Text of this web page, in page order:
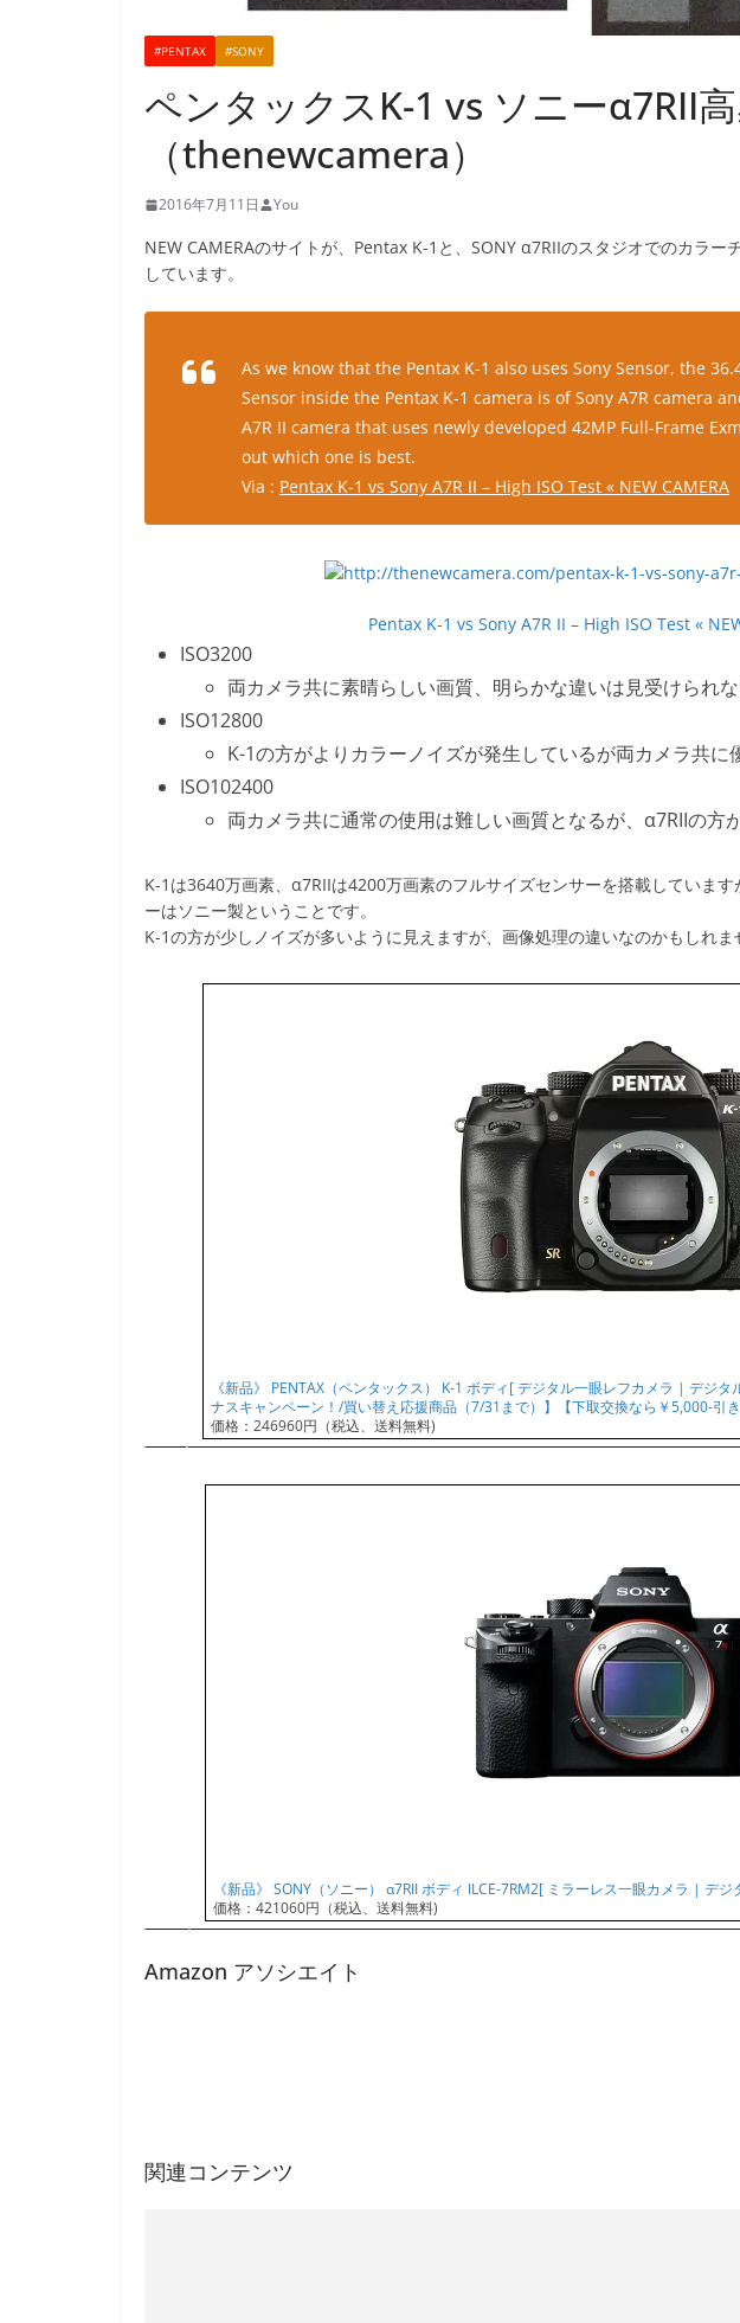
#PENTAX #SONY
ペンタックスK-1 vs ソニーα7RII
（thenewcamera）
2016年7月11日 You
NEW CAMERAのサイトが、Pentax K-1と、SONY α7RIIのスタジオでのカラー
しています。
As we know that the Pentax K-1 also uses Sony Sensor, the
Sensor inside the Pentax K-1 camera is of Sony A7R camera
A7R II camera that uses newly developed 42MP Full-Frame
out which one is best.
Via : Pentax K-1 vs Sony A7R II – High ISO Test « NEW CAMERA
Pentax K-1 vs Sony A7R II – High ISO Test «
ISO3200
両カメラ共に素晴らしい画質、明らかな違いは見受けられ
ISO12800
K-1の方がよりカラーノイズが発生しているが両カメラ共に
ISO102400
両カメラ共に通常の使用は難しい画質となるが、α7RIIの方
K-1は3640万画素、α7RIIは4200万画素のフルサイズセンサーを搭載していま
ーはソニー製ということです。
K-1の方が少しノイズが多いように見えますが、画像処理の違いなのかもしれま
《新品》 PENTAX（ペンタックス） K-1 ボディ[ デジタル一眼レフカメラ | デジ
ナスキャンペーン！/買い替え応援商品（7/31まで）】【下取交換なら￥5,000-引き
価格：246960円（税込、送料無料)
《新品》 SONY（ソニー） α7RII ボディ ILCE-7RM2[ ミラーレス一眼カメラ | デ
価格：421060円（税込、送料無料)
Amazon アソシエイト
関連コンテンツ